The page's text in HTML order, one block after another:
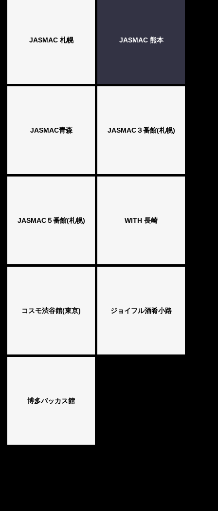
JASMAC 札幌 JASMAC 熊本
JASMAC青森 JASMAC３番館(札幌)
JASMAC５番館(札幌) WITH 長崎
コスモ渋谷館(東京) ジョイフル酒肴小路
博多バッカス館